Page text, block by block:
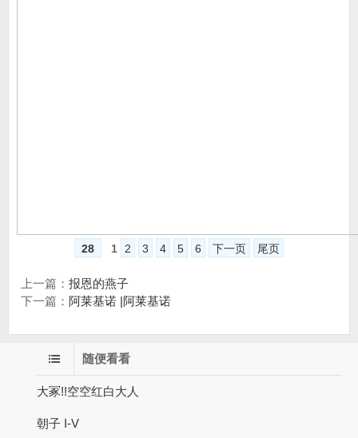
28 1 2 3 4 5 6 下一页 尾页
上一篇： 报恩的燕子
下一篇： 阿莱基诺 |阿莱基诺
随便看看
大冢!!空空红白大人
朝子 I-V